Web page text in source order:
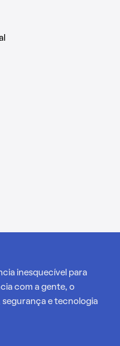
inesquecível para
com a gente, o
e tecnologia